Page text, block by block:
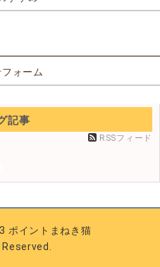
ォーム
記事
RSSフィード
ポイントまねき猫